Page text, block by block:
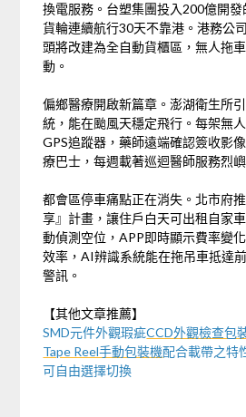
換電服務。台塑集團投入200億開
貨輪連續航行30天不靠港。港務公
頭將改建為全自動貨櫃區，無人拖
動。
偏鄉醫療開啟新篇章。澎湖衛生所
統，能在颱風天穩定飛行。每架無
GPS追蹤器，藥師遠端確認簽收影
療巴士，每週載著巡迴醫師服務烈嶼
都會區停車痛點正在消失。北市府
享』計畫，讓住戶白天可出租自家
動偵測空位，APP即時顯示費率變
效率，AI辨識系統能在拖吊車抵達
警訊。
【其他文章推薦】
SMD元件外觀瑕疵CCD外觀檢查包
Tape Reel手動包裝機配合載帶之特
可自由選擇切換